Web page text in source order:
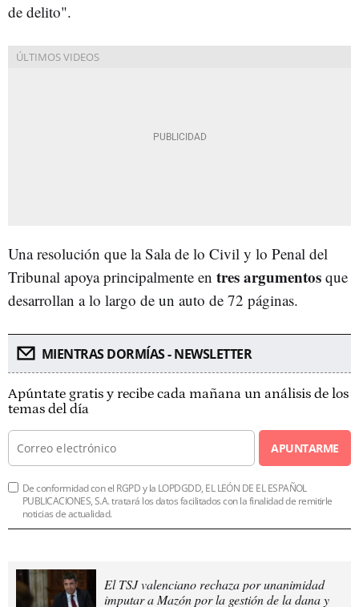
de delito".
Una resolución que la Sala de lo Civil y lo Penal del
Tribunal apoya principalmente en tres argumentos que
desarrollan a lo largo de un auto de 72 páginas.
MIENTRAS DORMÍAS - NEWSLETTER
Apúntate gratis y recibe cada mañana un análisis de los
temas del día
APUNTARME
De conformidad con el RGPD y la LOPDGDD, EL LEÓN DE EL ESPAÑOL
PUBLICACIONES, S.A. tratará los datos facilitados con la finalidad de remitirle
noticias de actualidad.
El TSJ valenciano rechaza por unanimidad
imputar a Mazón por la gestión de la dana y